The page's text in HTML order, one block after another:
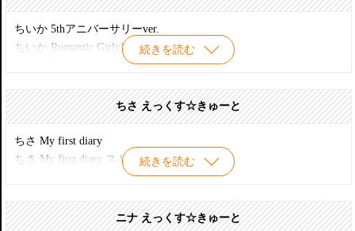
ころん カジュアルコーデAセット
ころん カジュアルコーデBセット
おおかみころん 新ラジオ会館オープン1周年記念モデル
チャリティープロジェクト ころん Snotty Cat
プリンセスころん 12時までに帰らなきゃ!
続きを読む
ちいか 5thアニバーサリーver.
ちいか Romantic Girly!
ちいか Romantic Girly!II
ちいか Secret Wonderland
ちいか sweet dream キノコジュースコラボ
ちいか SWEET PUNK GILRS!
ちいか ふわふわスイートラベンダーセット
魔女っ子ちいか little witch of the heart ver.1.1
ちさ えっくす☆きゅーと
続きを読む
ちさ My first diary
ちさ My first diary ストレートヘアver.
ちさ Secret Little Wonderland
ニナ えっくす☆きゅーと